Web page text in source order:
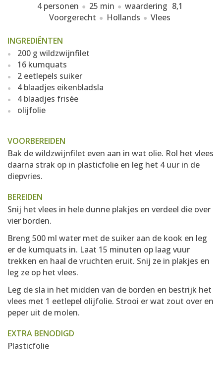
4 personen 25 min waardering 8,1
Voorgerecht
Hollands Vlees
INGREDIËNTEN
200 g wildzwijnfilet
16 kumquats
2 eetlepels suiker
4 blaadjes eikenbladsla
4 blaadjes frisée
olijfolie
VOORBEREIDEN
Bak de wildzwijnfilet even aan in wat olie. Rol het vlees
daarna strak op in plasticfolie en leg het 4 uur in de
diepvries.
BEREIDEN
Snij het vlees in hele dunne plakjes en verdeel die over
vier borden.
Breng 500 ml water met de suiker aan de kook en leg
er de kumquats in. Laat 15 minuten op laag vuur
trekken en haal de vruchten eruit. Snij ze in plakjes en
leg ze op het vlees.
Leg de sla in het midden van de borden en bestrijk het
vlees met 1 eetlepel olijfolie. Strooi er wat zout over en
peper uit de molen.
EXTRA BENODIGD
Plasticfolie